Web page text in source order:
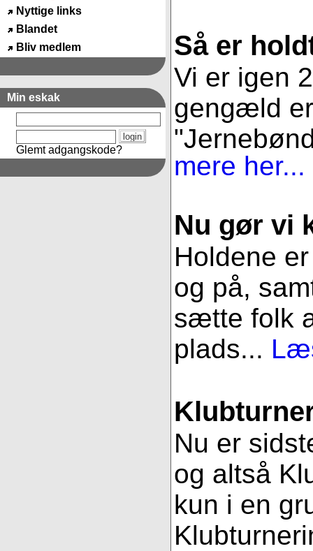
Nyttige links
Blandet
Bliv medlem
Min eskak
Glemt adgangskode?
Så er
Vi er igen
gengæld
mere her...
Nu gør vi
Holdene
og på,
sætte folk
plads...
Nu er
og altså
kun i en